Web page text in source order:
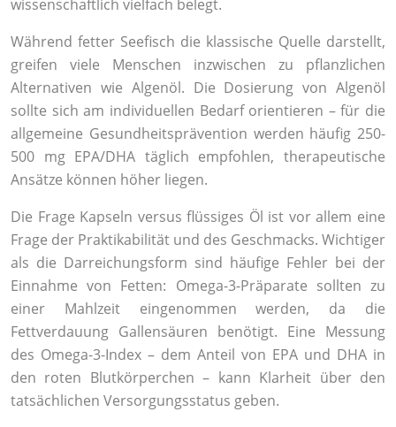
wissenschaftlich vielfach belegt.
Während fetter Seefisch die klassische Quelle darstellt,
greifen viele Menschen inzwischen zu pflanzlichen
Alternativen wie Algenöl. Die Dosierung von Algenöl
sollte sich am individuellen Bedarf orientieren – für die
allgemeine Gesundheitsprävention werden häufig 250-
500 mg EPA/DHA täglich empfohlen, therapeutische
Ansätze können höher liegen.
Die Frage Kapseln versus flüssiges Öl ist vor allem eine
Frage der Praktikabilität und des Geschmacks. Wichtiger
als die Darreichungsform sind häufige Fehler bei der
Einnahme von Fetten: Omega-3-Präparate sollten zu
einer Mahlzeit eingenommen werden, da die
Fettverdauung Gallensäuren benötigt. Eine Messung
des Omega-3-Index – dem Anteil von EPA und DHA in
den roten Blutkörperchen – kann Klarheit über den
tatsächlichen Versorgungsstatus geben.